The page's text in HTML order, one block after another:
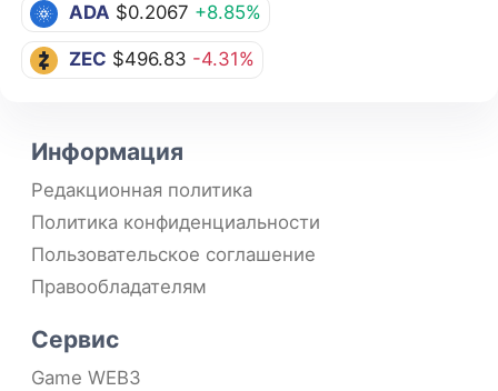
ADA $0.2067 +8.85%
ZEC $496.83 -4.31%
Информация
Редакционная политика
Политика конфиденциальности
Пользовательское соглашение
Правообладателям
Сервис
Game WEB3